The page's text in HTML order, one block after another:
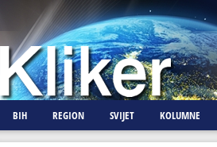
BIH REGION SVIJET KOLUMNE